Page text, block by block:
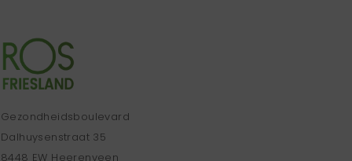
Gezondheidsboulevard
Dalhuysenstraat 35
8448 EW Heerenveen